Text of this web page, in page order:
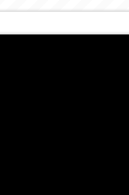
letöltése